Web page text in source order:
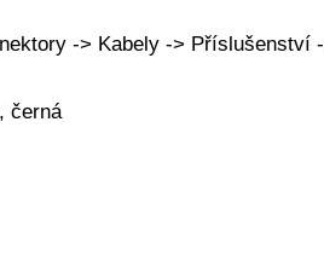
-> Kabely -> Příslušenství
černá